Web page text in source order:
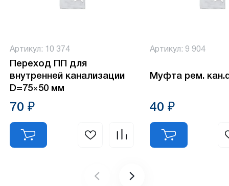
Артикул: 10 374
Переход ПП для
внутренней канализации
D=75×50 мм
70 ₽
Артикул: 9 904
Муфта рем.
40 ₽